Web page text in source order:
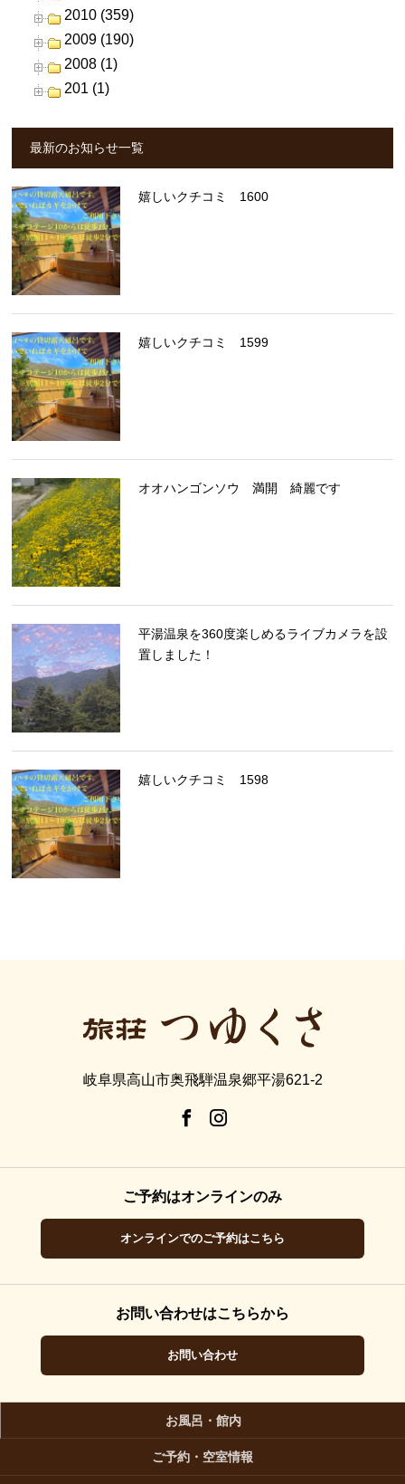
2010 (359)
2009 (190)
2008 (1)
201 (1)
最新のお知らせ一覧
嬉しいクチコミ 1600
嬉しいクチコミ 1599
オオハンゴンソウ 満開 綺麗です
平湯温泉を360度楽しめるライブカメラを設
置しました！
嬉しいクチコミ 1598
岐阜県高山市奥飛騨温泉郷平湯621-2
ご予約はオンラインのみ
オンラインでのご予約はこちら
お問い合わせはこちらから
お問い合わせ
お風呂・館内
ご予約・空室情報